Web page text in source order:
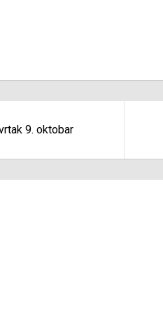
9. oktobar